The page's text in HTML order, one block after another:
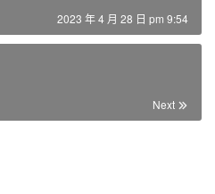
2023 年 4 月 28 日 pm 9:54
Next